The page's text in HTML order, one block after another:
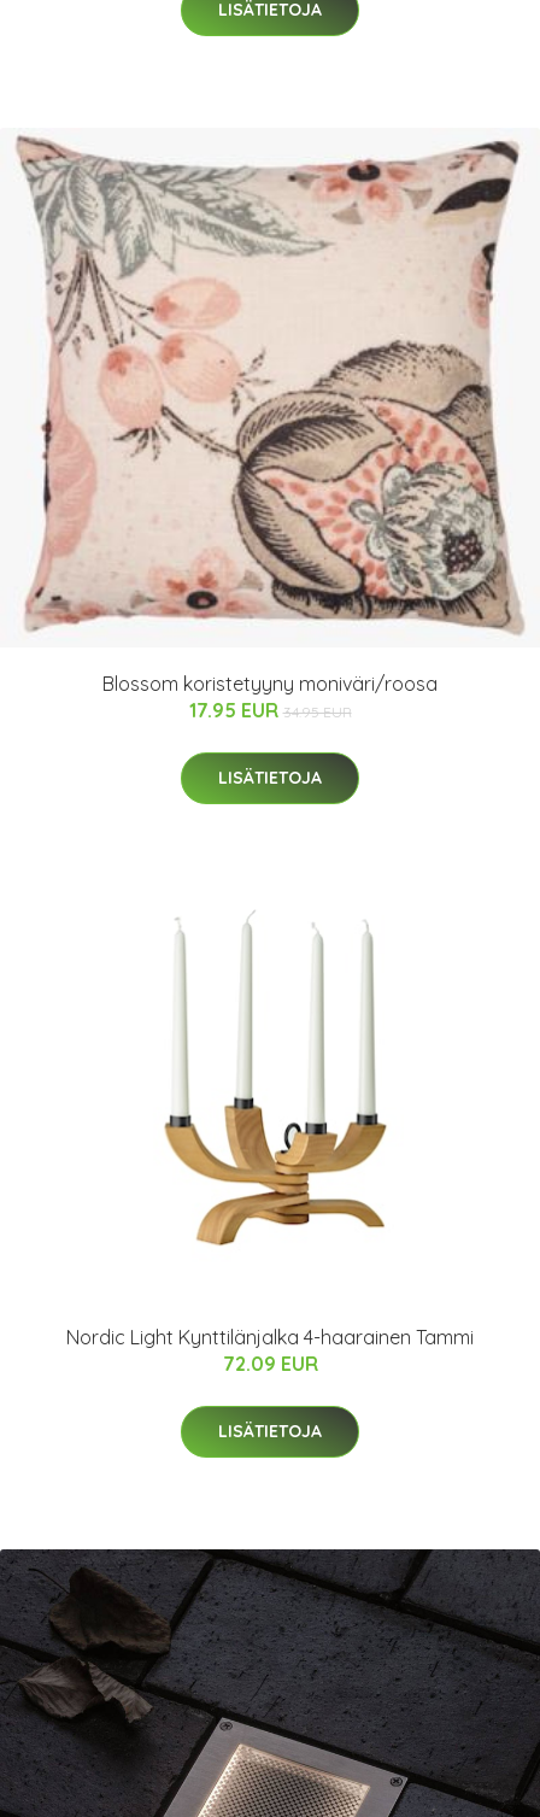
LISÄTIETOJA
Blossom koristetyyny moniväri/roosa
17.95 EUR 34.95 EUR
LISÄTIETOJA
Nordic Light Kynttilänjalka 4-haarainen Tammi
72.09 EUR
LISÄTIETOJA